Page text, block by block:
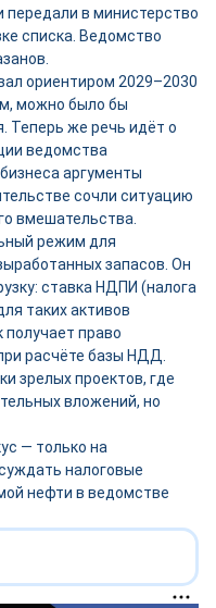
передали в министерство
списка. Ведомство
ориентиром 2029–2030
можно было бы
Теперь же речь идёт о
ведомства
аргументы
сочли ситуацию
вмешательства.
режим для
запасов. Он
ставка НДПИ (налога
таких активов
право
расчёте базы НДД.
зрелых проектов, где
вложений, но
— только на
налоговые
нефти в ведомстве